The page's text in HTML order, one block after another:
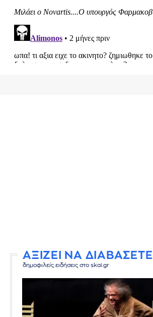
ΑΞΙΖΕΙ ΝΑ ΔΙΑΒΑΣΕΤΕ
δημοφιλείς ειδήσεις στο skai.gr